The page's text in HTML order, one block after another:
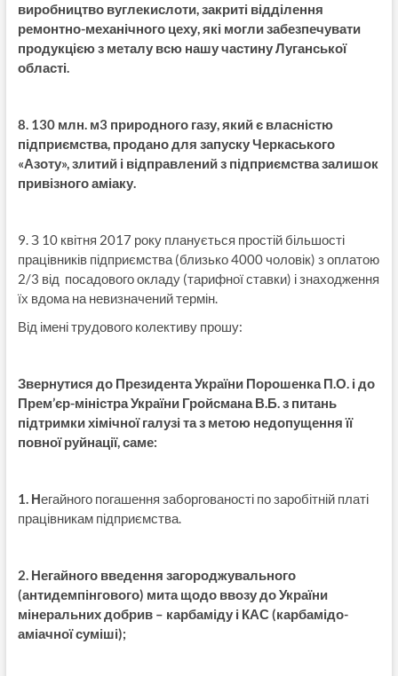
виробництво вуглекислоти, закриті відділення
ремонтно-механічного цеху, які могли забезпечувати
продукцією з металу всю нашу частину Луганської
області.
8. 130 млн. м3 природного газу, який є власністю
підприємства, продано для запуску Черкаського
«Азоту», злитий і відправлений з підприємства залишок
привізного аміаку.
9. З 10 квітня 2017 року планується простій більшості
працівників підприємства (близько 4000 чоловік) з оплатою
2/3 від посадового окладу (тарифної ставки) і знаходження
їх вдома на невизначений термін.
Від імені трудового колективу прошу:
Звернутися до Президента України Порошенка П.О. і до
Прем’єр-міністра України Гройсмана В.Б. з питань
підтримки хімічної галузі та з метою недопущення її
повної руйнації, саме:
1. Негайного погашення заборгованості по заробітній платі
працівникам підприємства.
2. Негайного введення загороджувального
(антидемпінгового) мита щодо ввозу до України
мінеральних добрив – карбаміду і КАС (карбамідо-
аміачної суміші);